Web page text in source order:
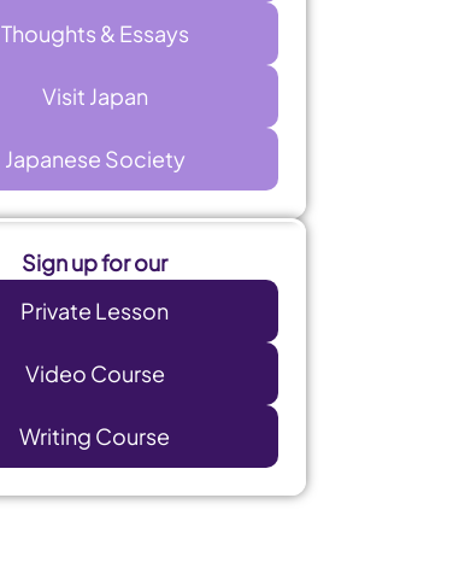
Thoughts & Essays
Visit Japan
Japanese Society
Sign up for our
Private Lesson
Video Course
Writing Course